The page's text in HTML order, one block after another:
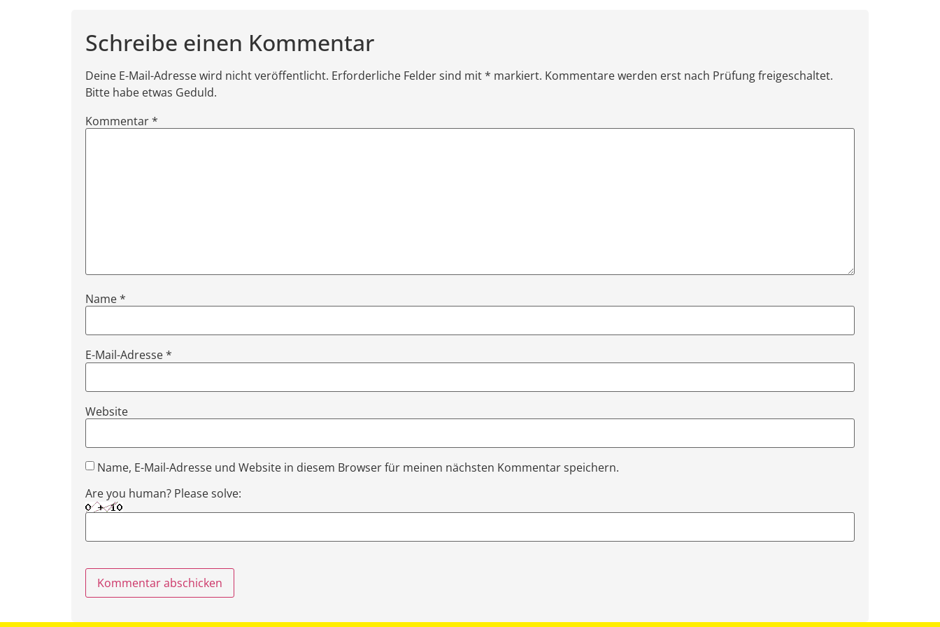
Schreibe einen Kommentar
Deine E-Mail-Adresse wird nicht veröffentlicht. Erforderliche Felder sind mit * markiert. Kommentare werden erst nach Prüfung freigeschaltet.
Bitte habe etwas Geduld.
Kommentar*
Name*
E-Mail-Adresse*
Website
Name, E-Mail-Adresse und Website in diesem Browser für meinen nächsten Kommentar speichern.
Are you human? Please solve: